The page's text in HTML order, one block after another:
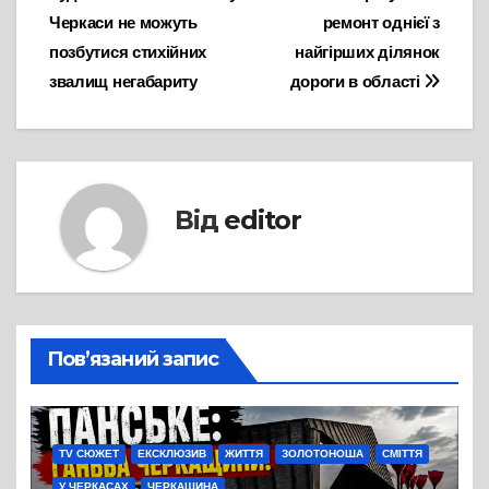
записів
ремонт однієї з
найгірших ділянок
дороги в області
Черкаси не можуть
позбутися стихійних
звалищ негабариту
Від editor
Пов’язаний запис
TV СЮЖЕТ ЕКСКЛЮЗИВ ЖИТТЯ ЗОЛОТОНОША СМІТТЯ
У ЧЕРКАСАХ ЧЕРКАЩИНА